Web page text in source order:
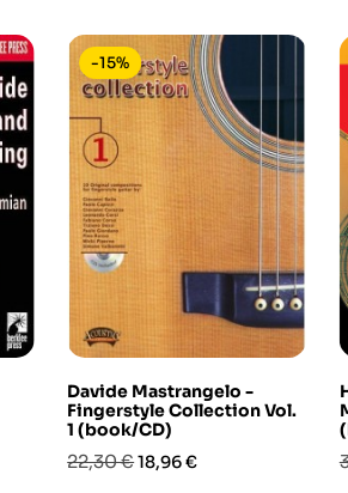
Davide Mastrangelo -
Fingerstyle Collection Vol.
1 (book/CD)
Prezzo
22,30 €Prezzo
18,96 €
-15%